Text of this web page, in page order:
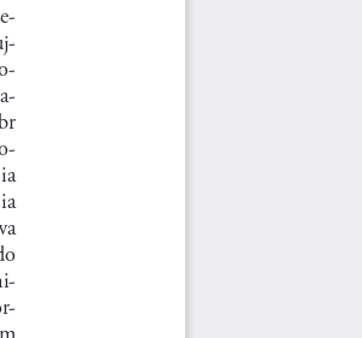
-
-
-
-
-
-
-